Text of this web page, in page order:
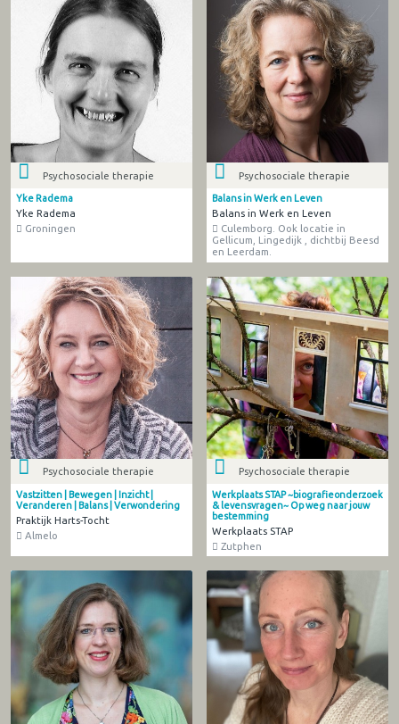
Psychosociale therapie
Yke Radema
Yke Radema
Groningen
Psychosociale therapie
Balans in Werk en Leven
Balans in Werk en Leven
Culemborg. Ook locatie in
Gellicum, Lingedijk , dichtbij Beesd
en Leerdam.
Psychosociale therapie
Vastzitten | Bewegen | Inzicht |
Veranderen | Balans | Verwondering
Praktijk Harts-Tocht
Almelo
Psychosociale therapie
Werkplaats STAP ~biografieonderzoek
& levensvragen~ Op weg naar jouw
bestemming
Werkplaats STAP
Zutphen